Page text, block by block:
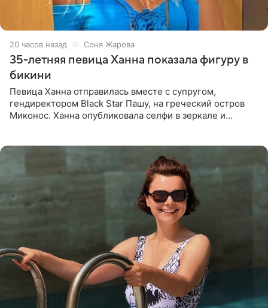
20 часов назад Соня Жарова
35-летняя певица Ханна показала фигуру в
бикини
Певица Ханна отправилась вместе с супругом,
гендиректором Black Star Пашу, на греческий остров
Миконос. Ханна опубликовала селфи в зеркале и